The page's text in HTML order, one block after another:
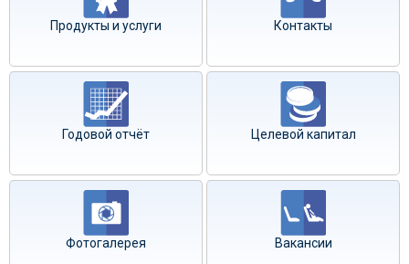
Продукты и услуги Контакты
Годовой отчёт Целевой капитал
Фотогалерея Вакансии